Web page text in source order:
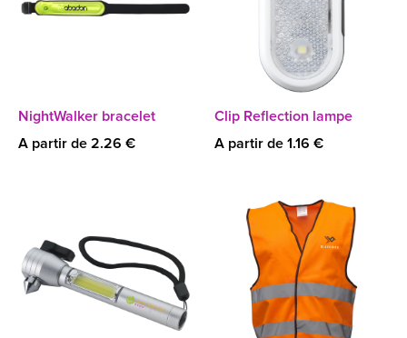
NightWalker bracelet
A partir de 2.26 €
Clip Reflection lampe
A partir de 1.16 €